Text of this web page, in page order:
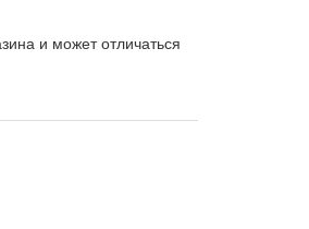
и может отличаться